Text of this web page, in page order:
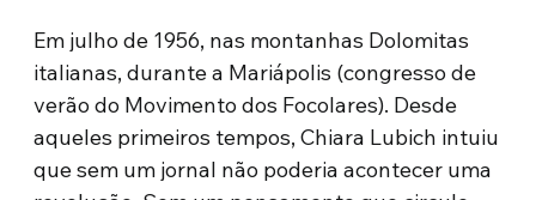
Em julho de 1956, nas montanhas Dolomitas
italianas, durante a Mariápolis (congresso de
verão do Movimento dos Focolares). Desde
aqueles primeiros tempos, Chiara Lubich intuiu
que sem um jornal não poderia acontecer uma